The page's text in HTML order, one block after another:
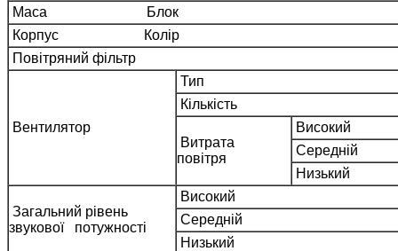
Маса Блок
Корпус Колір
Повітряний фільтр
Вентилятор
Тип
Кількість
Витрата
повітря
Загальний рівень
звукової потужності
Високий
Середній
Низький